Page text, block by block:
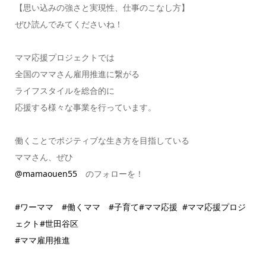
【思い込みの強さと実現性、仕事のこなし方】
ぜひ読んでみてくださいね！
ママ応援プロジェクトでは
全国のママさん雇用推進に繋がる
ライフスタイルを総合的に
応援する様々な事業を行っています。
働くことでポジティブな生き方を目指している
ママさん、ぜひ
@mamaouen55のフォローを！
#ワーママ #働くママ #子育て#ママ応援 #ママ応援プロジ
ェクト#世田谷区
#ママ雇用推進